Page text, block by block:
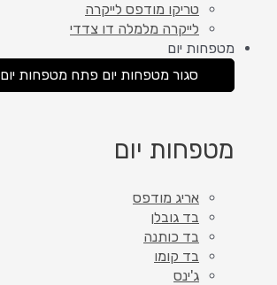
טריקו מודפס לייקרה
לייקרה מלמלה דו צדדי
מטפחות יום
סגור מטפחות יום פתח מטפחות יום
מטפחות יום
אריג מודפס
בד גובלן
בד כותנה
בד קומו
ג'ינס